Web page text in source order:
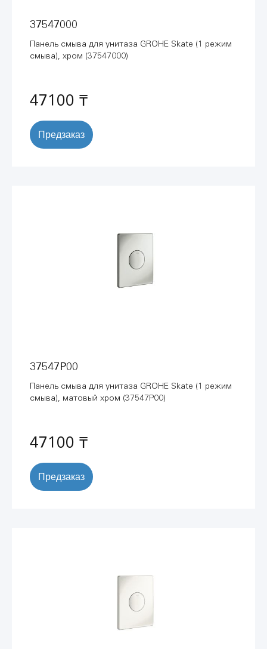
37547000
Панель смыва для унитаза GROHE Skate (1 режим
смыва), хром (37547000)
47100 ₸
Предзаказ
37547P00
Панель смыва для унитаза GROHE Skate (1 режим
смыва), матовый хром (37547P00)
47100 ₸
Предзаказ